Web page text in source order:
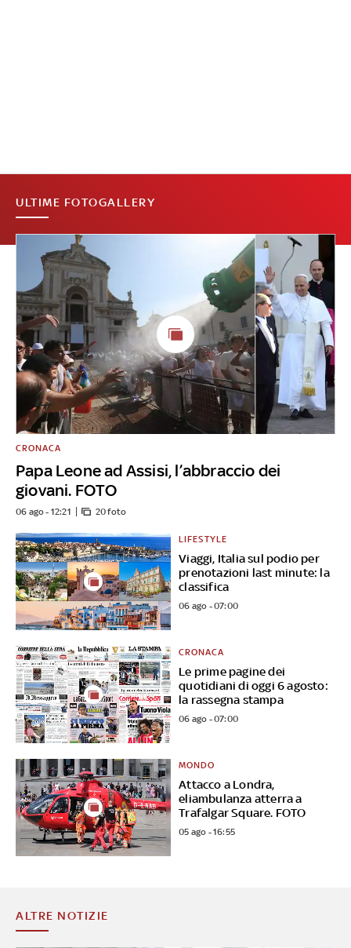
ULTIME FOTOGALLERY
Papa Leone ad Assisi, l’abbraccio dei
giovani. FOTO
CRONACA
06 ago - 12:21 20 foto
Viaggi, Italia sul podio per
prenotazioni last minute: la
classifica
LIFESTYLE
06 ago - 07:00
Le prime pagine dei
quotidiani di oggi 6 agosto:
la rassegna stampa
CRONACA
06 ago - 07:00
Attacco a Londra,
eliambulanza atterra a
Trafalgar Square. FOTO
MONDO
05 ago - 16:55
ALTRE NOTIZIE